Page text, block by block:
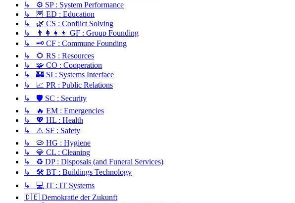
↳ ⚙️ SP : System Performance
↳ 🦉 ED : Education
↳ 🌿 CS : Conflict Solving
↳ 👨‍👩‍👧‍👦 GF : Group Founding
↳ 🗝️ CF : Commune Founding
↳ 🌻 RS : Resources
↳ 🧩 CO : Cooperation
↳ 🏰 SI : Systems Interface
↳ 📈 PR : Public Relations
↳ 🛡️ SC : Security
↳ 🔥 EM : Emergencies
↳ 💖 HL : Health
↳ ⚠️ SF : Safety
↳ 🦠 HG : Hygiene
↳ 💎 CL : Cleaning
↳ ♻️ DP : Disposals (and Funeral Services)
↳ 🛠️ BT : Buildings Technology
↳ 💻 IT : IT Systems
🇩🇪 Demokratie der Zukunft